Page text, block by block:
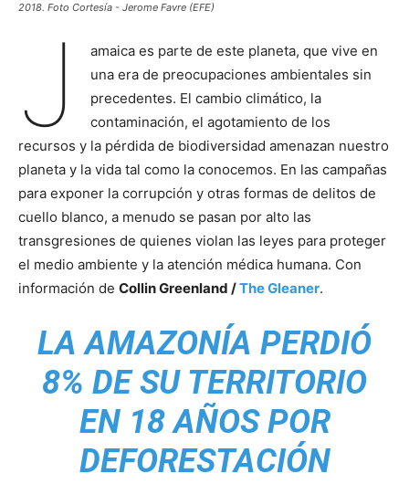
2018. Foto Cortesía - Jerome Favre (EFE)
J
amaica es parte de este planeta, que vive en
una era de preocupaciones ambientales sin
precedentes. El cambio climático, la
contaminación, el agotamiento de los
recursos y la pérdida de biodiversidad amenazan nuestro
planeta y la vida tal como la conocemos. En las campañas
para exponer la corrupción y otras formas de delitos de
cuello blanco, a menudo se pasan por alto las
transgresiones de quienes violan las leyes para proteger
el medio ambiente y la atención médica humana. Con
información de Collin Greenland /The Gleaner.
LA AMAZONÍA PERDIÓ
8% DE SU TERRITORIO
EN 18 AÑOS POR
DEFORESTACIÓN